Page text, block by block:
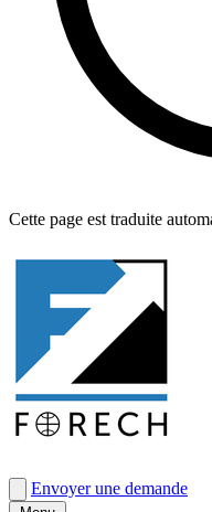
Cette page est traduite
Envoyer une demande